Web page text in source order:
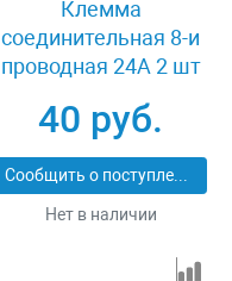
Клемма
соединительная 8-и
проводная 24А 2 шт
40 руб.
Сообщить о поступлении
Нет в наличии